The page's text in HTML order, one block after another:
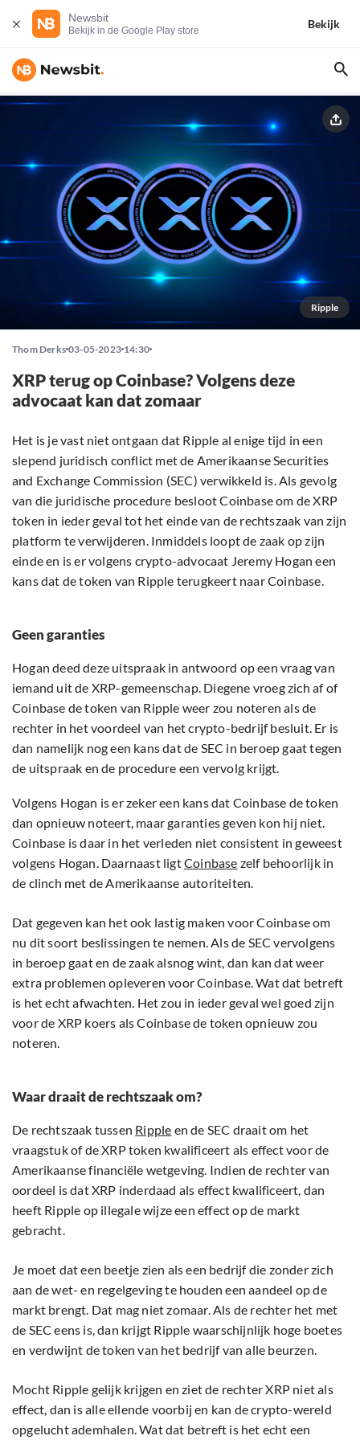
Newsbit
Bekijk in de Google Play store
Bekijk
Ripple
Thom Derks 03-05-2023 14:30
XRP terug op Coinbase? Volgens deze
advocaat kan dat zomaar
Het is je vast niet ontgaan dat Ripple al enige tijd in een
slepend juridisch conflict met de Amerikaanse Securities
and Exchange Commission (SEC) verwikkeld is. Als gevolg
van die juridische procedure besloot Coinbase om de XRP
token in ieder geval tot het einde van de rechtszaak van zijn
platform te verwijderen. Inmiddels loopt de zaak op zijn
einde en is er volgens crypto-advocaat Jeremy Hogan een
kans dat de token van Ripple terugkeert naar Coinbase.
Geen garanties
Hogan deed deze uitspraak in antwoord op een vraag van
iemand uit de XRP-gemeenschap. Diegene vroeg zich af of
Coinbase de token van Ripple weer zou noteren als de
rechter in het voordeel van het crypto-bedrijf besluit. Er is
dan namelijk nog een kans dat de SEC in beroep gaat tegen
de uitspraak en de procedure een vervolg krijgt.
Volgens Hogan is er zeker een kans dat Coinbase de token
dan opnieuw noteert, maar garanties geven kon hij niet.
Coinbase is daar in het verleden niet consistent in geweest
volgens Hogan. Daarnaast ligtCoinbase zelf behoorlijk in
de clinch met de Amerikaanse autoriteiten.
Dat gegeven kan het ook lastig maken voor Coinbase om
nu dit soort beslissingen te nemen. Als de SEC vervolgens
in beroep gaat en de zaak alsnog wint, dan kan dat weer
extra problemen opleveren voor Coinbase. Wat dat betreft
is het echt afwachten. Het zou in ieder geval wel goed zijn
voor de XRP koers als Coinbase de token opnieuw zou
noteren.
Waar draait de rechtszaak om?
De rechtszaak tussen Ripple en de SEC draait om het
vraagstuk of de XRP token kwalificeert als effect voor de
Amerikaanse financiële wetgeving. Indien de rechter van
oordeel is dat XRP inderdaad als effect kwalificeert, dan
heeft Ripple op illegale wijze een effect op de markt
gebracht.
Je moet dat een beetje zien als een bedrijf die zonder zich
aan de wet- en regelgeving te houden een aandeel op de
markt brengt. Dat mag niet zomaar. Als de rechter het met
de SEC eens is, dan krijgt Ripple waarschijnlijk hoge boetes
en verdwijnt de token van het bedrijf van alle beurzen.
Mocht Ripple gelijk krijgen en ziet de rechter XRP niet als
effect, dan is alle ellende voorbij en kan de crypto-wereld
opgelucht ademhalen. Wat dat betreft is het echt een